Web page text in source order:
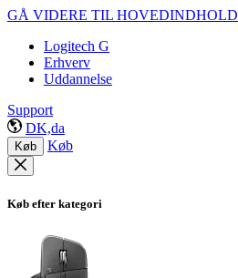
GÅ VIDERE TIL HOVEDINDHOLD
Logitech G
Erhverv
Uddannelse
Support
DK,da
Køb Køb
Køb efter kategori